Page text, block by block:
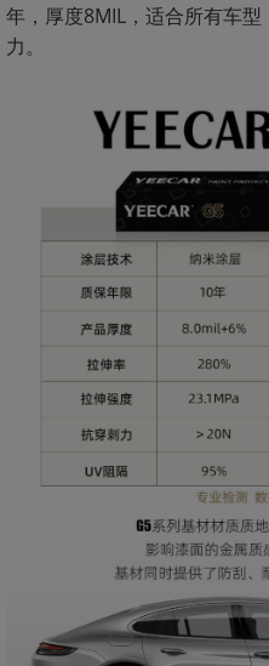
年，厚度8MIL，适合所有车
力。